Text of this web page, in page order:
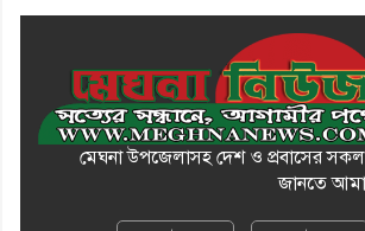
মেঘনা উপজেলাসহ দেশ ও প্রবাসের
জানতে